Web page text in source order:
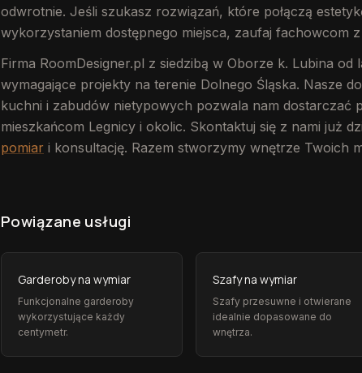
odwrotnie. Jeśli szukasz rozwiązań, które połączą
wykorzystaniem dostępnego miejsca, zaufaj fachowcom
Firma RoomDesigner.pl z siedzibą w Oborze k. Lubina od
wymagające projekty na terenie Dolnego Śląska. Nasze
kuchni i zabudów nietypowych pozwala nam dostarczać
mieszkańcom Legnicy i okolic. Skontaktuj się z nami już
pomiar i konsultację. Razem stworzymy wnętrze Twoich
Powiązane usługi
Garderoby na wymiar
Funkcjonalne garderoby
wykorzystujące każdy
centymetr.
Szafy na wymiar
Szafy przesuwne i otwierane
idealnie dopasowane do
wnętrza.